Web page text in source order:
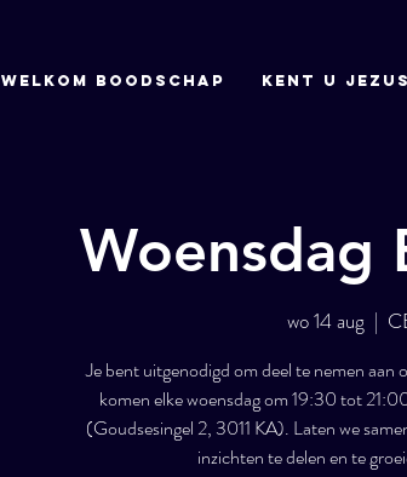
Welkom boodschap Kent u
Woensdag
wo 14 aug
  |
Je bent uitgenodigd om deel te nemen aan
komen elke woensdag om 19:30 tot
(Goudsesingel 2, 3011 KA). Laten we
inzichten te delen en te